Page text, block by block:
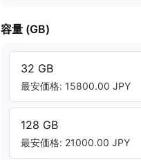
容量 (GB)
32 GB
最安価格: 15800.00 JPY
128 GB
最安価格: 21000.00 JPY